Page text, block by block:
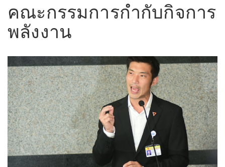
คณะกรรมการกำกับกิจการ
พลังงาน